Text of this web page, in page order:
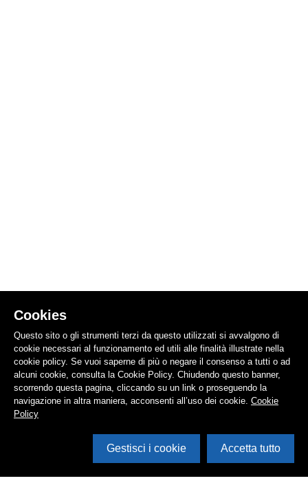
Cookies
Questo sito o gli strumenti terzi da questo utilizzati si avvalgono di
cookie necessari al funzionamento ed utili alle finalità illustrate nella
cookie policy. Se vuoi saperne di più o negare il consenso a tutti o ad
alcuni cookie, consulta la Cookie Policy. Chiudendo questo banner,
scorrendo questa pagina, cliccando su un link o proseguendo la
navigazione in altra maniera, acconsenti all’uso dei cookie. Cookie
Policy
Gestisci i cookie Accetta tutto